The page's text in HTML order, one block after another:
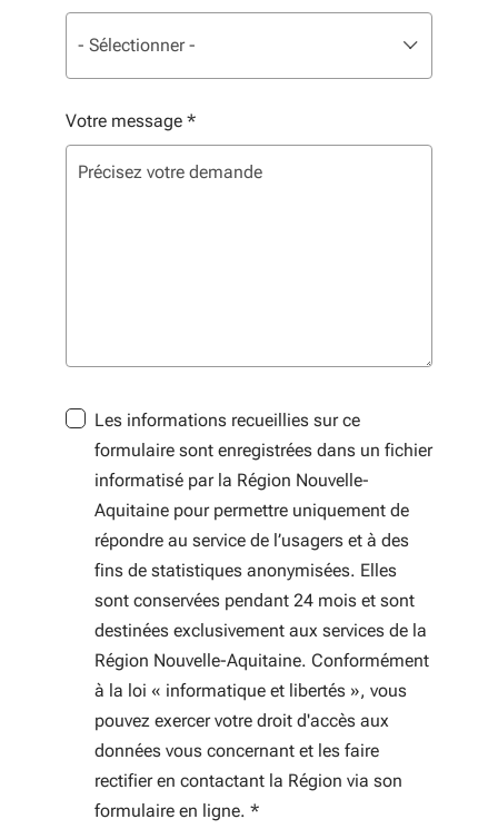
- Sélectionner -
Votre message *
Les informations recueillies sur ce
formulaire sont enregistrées dans un fichier
informatisé par la Région Nouvelle-
Aquitaine pour permettre uniquement de
répondre au service de l’usagers et à des
fins de statistiques anonymisées. Elles
sont conservées pendant 24 mois et sont
destinées exclusivement aux services de la
Région Nouvelle-Aquitaine. Conformément
à la loi « informatique et libertés », vous
pouvez exercer votre droit d'accès aux
données vous concernant et les faire
rectifier en contactant la Région via son
formulaire en ligne. *